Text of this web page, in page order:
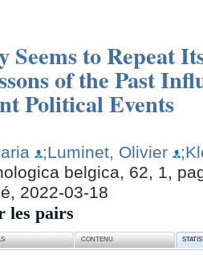
Seems to Repeat
of the Past
Political Events
;Luminet, Olivier
belgica, 62, 1,
2022-03-18
les pairs
CONTENU